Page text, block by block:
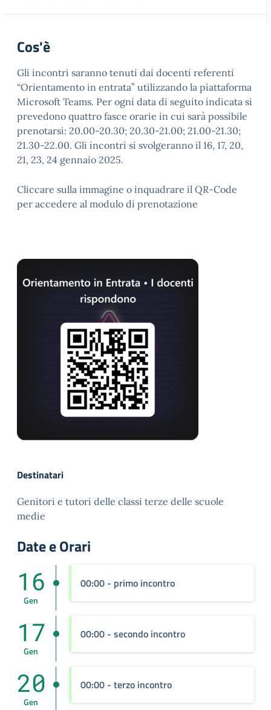
Cos'è
Gli incontri saranno tenuti dai docenti referenti
“Orientamento in entrata” utilizzando la piattaforma
Microsoft Teams. Per ogni data di seguito indicata si
prevedono quattro fasce orarie in cui sarà possibile
prenotarsi: 20.00-20.30; 20.30-21.00; 21.00-21.30;
21.30-22.00. Gli incontri si svolgeranno il 16, 17, 20,
21, 23, 24 gennaio 2025.
Cliccare sulla immagine o inquadrare il QR-Code
per accedere al modulo di prenotazione
Destinatari
Genitori e tutori delle classi terze delle scuole
medie
Date e Orari
16
Gen
00:00 - primo incontro
17
Gen
00:00 - secondo incontro
20
Gen
00:00 - terzo incontro